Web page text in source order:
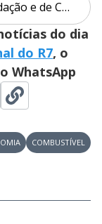
SELIC (Sistema Especial de Liquidação e de Custódia)
do dia
do R7, o
WhatsApp
COMBUSTÍVEL